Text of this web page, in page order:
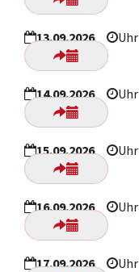
13.09.2026 Uhr
14.09.2026 Uhr
15.09.2026 Uhr
16.09.2026 Uhr
17.09.2026 Uhr